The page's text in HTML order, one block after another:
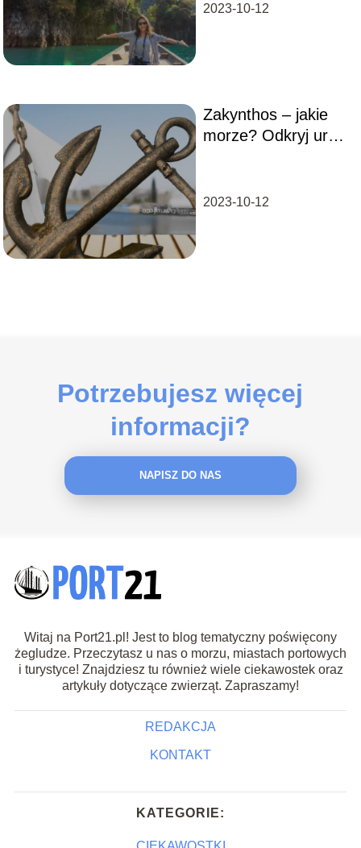
2023-10-12
Zakynthos – jakie
morze? Odkryj uroki
2023-10-12
Potrzebujesz więcej
informacji?
NAPISZ DO NAS
Witaj na Port21.pl! Jest to blog tematyczny poświęcony
żegludze. Przeczytasz u nas o morzu, miastach portowych
i turystyce! Znajdziesz tu również wiele ciekawostek oraz
artykuły dotyczące zwierząt. Zapraszamy!
REDAKCJA
KONTAKT
KATEGORIE: